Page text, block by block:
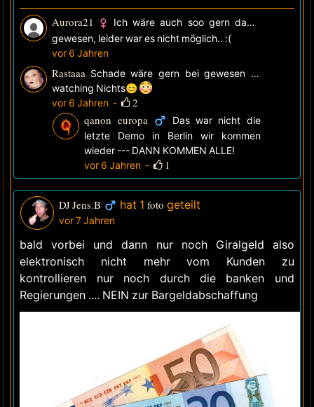
Aurora21
Ich wäre auch soo gern dabei
gewesen, leider war es nicht möglich.. :(
vor 6 Jahren
Rastaaa Schade wäre gern bei gewesen —
watching Nichts😊
vor 6 Jahren -
2
qanon europa
Das war nicht die
letzte Demo in Berlin wir kommen
wieder --- DANN KOMMEN ALLE!
vor 6 Jahren - 1
DJ Jens.B hat 1foto geteilt
vor 7 Jahren
bald vorbei und dann nur noch Giralgeld also
elektronisch nicht mehr vom Kunden zu
kontrollieren nur noch durch die banken und
Regierungen .... NEIN zur Bargeldabschaffung